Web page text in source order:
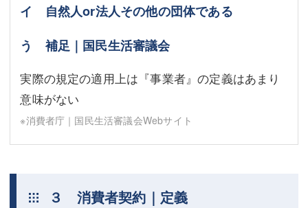
イ 自然人or法人その他の団体である
う 補足｜国民生活審議会
実際の規定の適用上は『事業者』の定義はあまり
意味がない
※消費者庁｜国民生活審議会Webサイト
３ 消費者契約｜定義